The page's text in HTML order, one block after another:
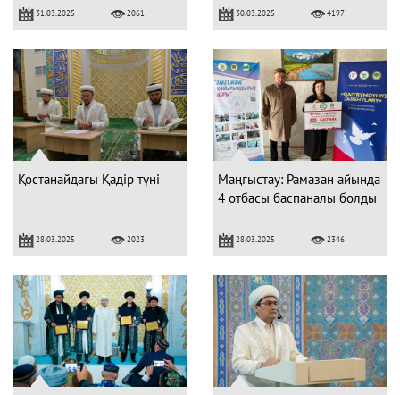
31.03.2025 2061 30.03.2025 4197
Қостанайдағы Қадір түні
28.03.2025 2023
Маңғыстау: Рамазан айында
4 отбасы баспаналы болды
28.03.2025 2346